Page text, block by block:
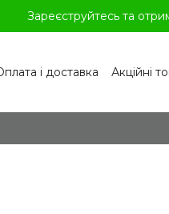
Зареєструйтесь та
і доставка Акційні